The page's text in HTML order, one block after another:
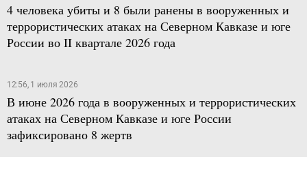
4 человека убиты и 8 были ранены в вооруженных и
террористических атаках на Северном Кавказе и юге
России во II квартале 2026 года
12:56, 1 июля 2026
В июне 2026 года в вооруженных и террористических
атаках на Северном Кавказе и юге России
зафиксировано 8 жертв